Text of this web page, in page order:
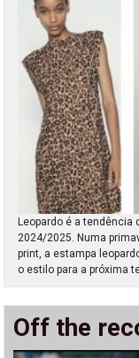
Leopardo é a
2024/2025. Numa
print, a estampa
o estilo para a próxima
Off the